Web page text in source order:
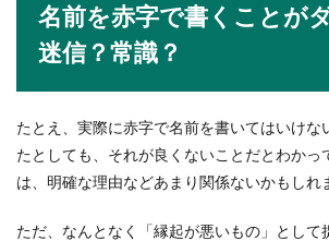
名前を赤字で書くことが
迷信？常識？
たとえ、実際に赤字で名前を書いてはいけな
たとしても、それが良くないことだとわかっ
は、明確な理由などあまり関係ないかもしれ
ただ、なんとなく「縁起が悪いもの」として